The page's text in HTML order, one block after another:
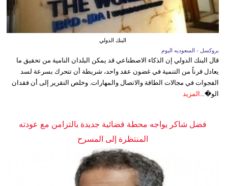
البنك الدولي
بروكسل - السعوديه اليوم
قال البنك الدولي إن الذكاء الاصطناعي قد يمكن البلدان النامية من تحقيق ما
يعادل قرناً من التنمية في غضون عقد واحد، شريطة أن تتحرك بسرعة لسد
الفجوات في مجالات الطاقة والاتصال والمهارات. وخلص التقرير إلى أن فقدان
الو�...
المزيد
فضل شاكر يواجه محطة قضائية جديدة بالتزامن مع عودته
المنتظرة إلى المسرح